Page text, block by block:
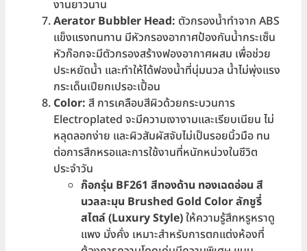
งานยาวนาน
Aerator Bubbler Head: ตัวกรองน้ำทำจาก ABS
แข็งแรงทนทาน มีหัวกรองอากาศป้องกันน้ำกระเซ็น
หัวก๊อกจะมีตัวกรองสร้างฟองอากาศผสม เพื่อช่วย
ประหยัดน้ำ และทำให้ได้ฟองน้ำที่นุ่มนวล น้ำไม่พุ่งแรง
กระเด็นเปียกเปรอะเปื้อน
Color: สี การเคลือบสีผิวด้วยกระบวนการ
Electroplated จะมีความเงางามและเรียบเนียน ไม่
หลุดลอกง่าย และผิวสัมผัสจับไม่เป็นรอยนิ้วมือ ทน
ต่อการสึกหรอและการใช้งานที่หนักหน่วงในชีวิต
ประจำวัน
ก๊อกรุ่น BF261 สีทองด้าน ทองเฉดอ่อน สี
นวลละมุน Brushed Gold Color ลักชูรี่
สไตล์ (Luxury Style)ให้ความรู้สึกหรูหราดู
แพง มั่งคั่ง เหมาะสำหรับการตกแต่งห้องที่